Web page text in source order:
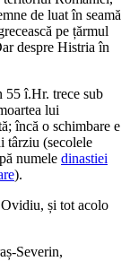
de luat în seamă
pe țărmul
despre Histria în
55 î.Hr. trece sub
lui
încă o schimbare e
târziu (secolele
numele dinastiei
).
și tot acolo
Severin,